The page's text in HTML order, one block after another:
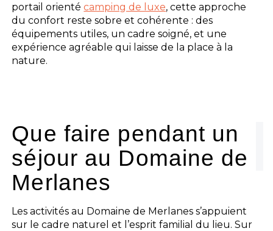
portail orientécamping de luxe, cette approche
du confort reste sobre et cohérente : des
équipements utiles, un cadre soigné, et une
expérience agréable qui laisse de la place à la
nature.
Que faire pendant un
séjour au Domaine de
Merlanes
Les activités au Domaine de Merlanes s’appuient
sur le cadre naturel et l’esprit familial du lieu. Sur